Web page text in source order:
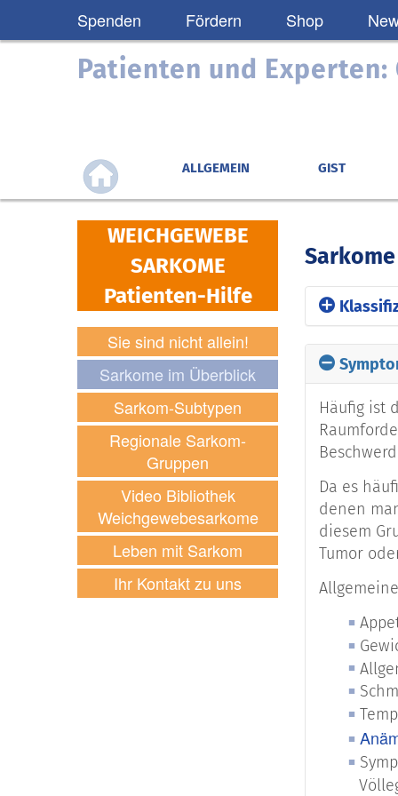
Spenden Fördern Shop
Patienten und Experten:
ALLGEMEIN GIST
WEICHGEWEBE
SARKOME
Patienten-Hilfe
Sie sind nicht allein!
Sarkome im Überblick
Sarkom-Subtypen
Regionale Sarkom-
Gruppen
Video Bibliothek
Weichgewebesarkome
Leben mit Sarkom
Ihr Kontakt zu uns
Im
werden
Grob
oder sind
ist ein
Häufig ist
Da es
denen
diesem
Tumor